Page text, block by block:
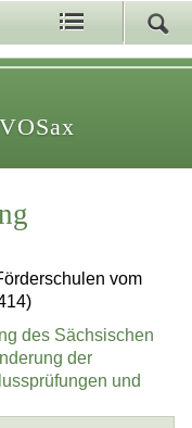
vom
des Sächsischen
der
und